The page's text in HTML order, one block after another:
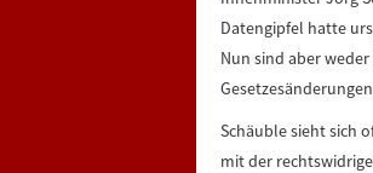
Datengipfel hatte
Nun sind aber
Schäuble sieht sich
mit der